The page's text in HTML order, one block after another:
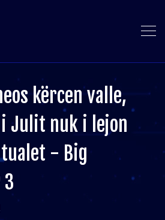
kërcen valle,
Julit nuk i lejon
- Big
3